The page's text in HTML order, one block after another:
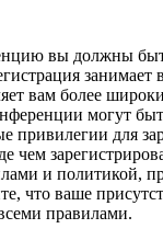
вы должны
занимает
вам более
могут
привилегии для
чем
и политикой,
что ваше
правилами.